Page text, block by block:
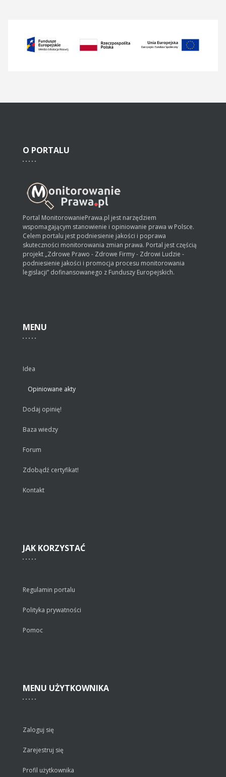
O PORTALU
Portal MonitorowaniePrawa.pl jest narzędziem
wspomagającym stanowienie i opiniowanie prawa w Polsce.
Celem portalu jest podniesienie jakości i poprawa
skuteczności monitorowania zmian prawa. Portal jest częścią
projekt „Zdrowe Prawo - Zdrowe Firmy - Zdrowi Ludzie -
podniesienie jakości i promocja procesu monitorowania
legislacji” dofinansowanego z Funduszy Europejskich.
MENU
Idea
Opiniowane akty
Dodaj opinię!
Baza wiedzy
Forum
Zdobądź certyfikat!
Kontakt
JAK KORZYSTAĆ
Regulamin portalu
Polityka prywatności
Pomoc
MENU UŻYTKOWNIKA
Zaloguj się
Zarejestruj się
Profil użytkownika